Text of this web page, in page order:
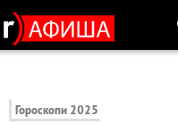
Гороскопи 2025